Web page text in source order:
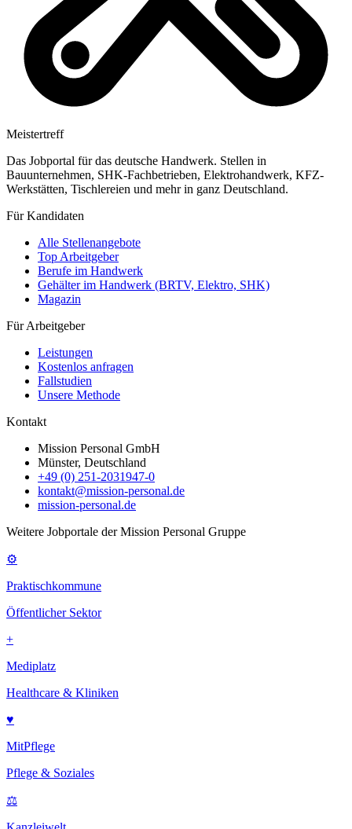
Meistertreff
Das Jobportal für das deutsche Handwerk. Stellen in
Bauunternehmen, SHK-Fachbetrieben, Elektrohandwerk, KFZ-
Werkstätten, Tischlereien und mehr in ganz Deutschland.
Für Kandidaten
Alle Stellenangebote
Top Arbeitgeber
Berufe im Handwerk
Gehälter im Handwerk (BRTV, Elektro, SHK)
Magazin
Für Arbeitgeber
Leistungen
Kostenlos anfragen
Fallstudien
Unsere Methode
Kontakt
Mission Personal GmbH
Münster, Deutschland
+49 (0) 251-2031947-0
kontakt@mission-personal.de
mission-personal.de
Weitere Jobportale der Mission Personal Gruppe
⚙
Praktischkommune
Öffentlicher Sektor
+
Mediplatz
Healthcare & Kliniken
♥
MitPflege
Pflege & Soziales
⚖